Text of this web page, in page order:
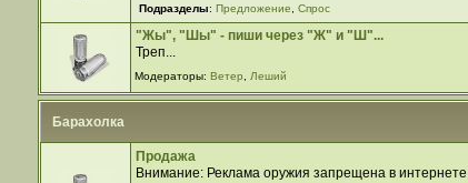
Подразделы: Предложение Спрос
"Жы", "Шы" - пиши через "Ж" и "Ш"...
Треп...
Модераторы: Ветер,Леший
Барахолка
Продажа
Внимание: Реклама оружия запрещена в